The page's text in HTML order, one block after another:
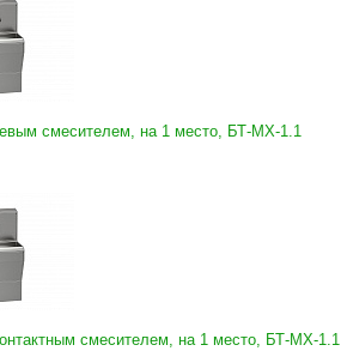
смесителем, на 1 место, БТ-МХ-1.1
смесителем, на 1 место, БТ-МХ-1.1